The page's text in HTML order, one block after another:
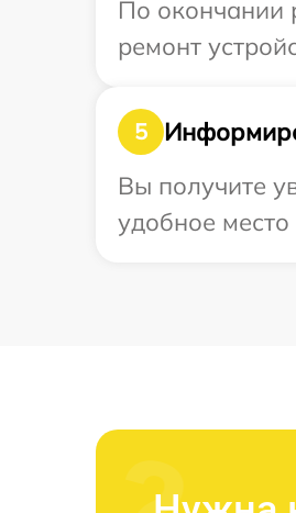
По окончании
ремонт
5
Вы получите
удобное